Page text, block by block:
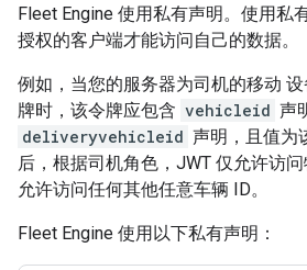
Fleet Engine 使用私有声明。使用私
授权的客户端才能访问自己的数据。
例如，当您的服务器为司机的移动
牌时，该令牌应包含 vehicleid 声
deliveryvehicleid 声明，且值为
后，根据司机角色，JWT 仅允许访
允许访问任何其他任意车辆 ID。
Fleet Engine 使用以下私有声明：